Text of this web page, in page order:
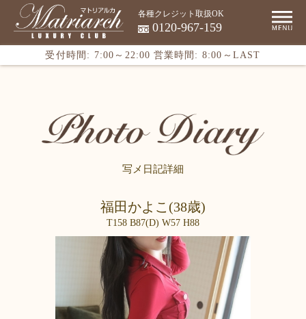
各種クレジット取扱OK
0120-967-159
受付時間: 7:00～22:00 営業時間: 8:00～LAST
写メ日記詳細
福田かよこ(38歳)
T158 B87(D) W57 H88